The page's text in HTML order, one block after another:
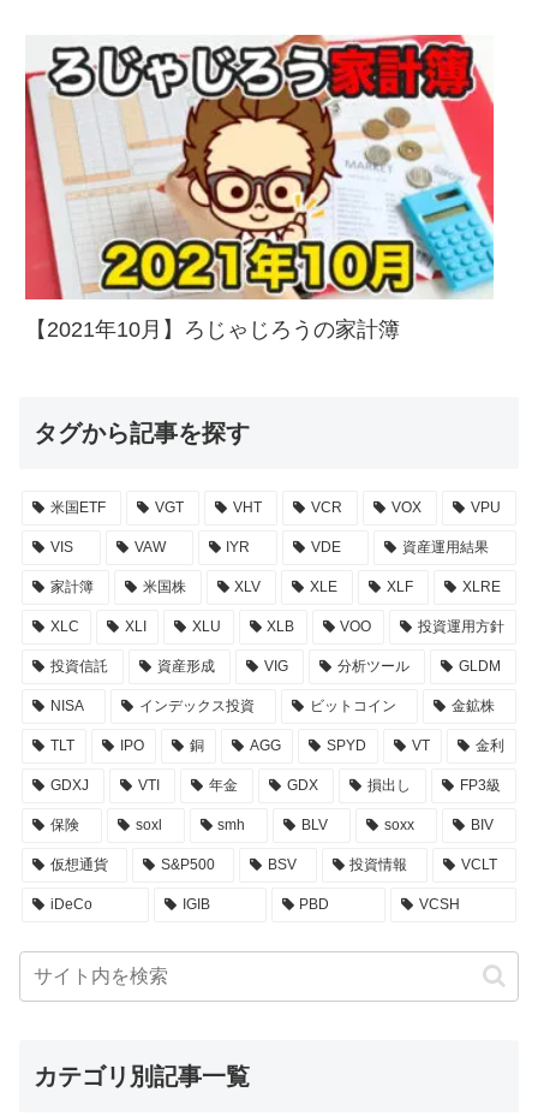
【2021年10月】ろじゃじろうの家計簿
タグから記事を探す
米国ETF VGT VHT VCR VOX VPU
VIS VAW IYR VDE 資産運用結果
家計簿 米国株 XLV XLE XLF XLRE
XLC XLI XLU XLB VOO 投資運用方針
投資信託 資産形成 VIG 分析ツール GLDM
NISA インデックス投資 ビットコイン 金鉱株
TLT IPO 銅 AGG SPYD VT 金利
GDXJ VTI 年金 GDX 損出し FP3級
保険 soxl smh BLV soxx BIV
仮想通貨 S&P500 BSV 投資情報 VCLT
iDeCo IGIB PBD VCSH
カテゴリ別記事一覧